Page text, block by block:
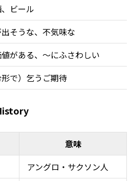
ビール
そうな、不気味な
がある、～にふさわしい
形で）乞うご期待
意味
アングロ・サクソン人